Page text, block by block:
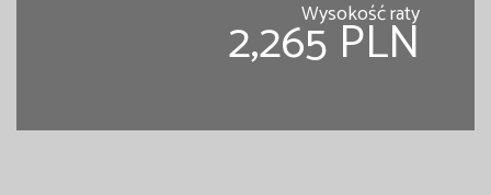
Wysokość raty
2,265 PLN